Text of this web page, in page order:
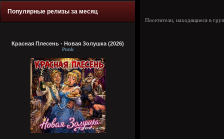
Популярные релизы за месяц
Красная Плесень - Новая Золушка (2026)
Punk
Посетители, находящиеся в